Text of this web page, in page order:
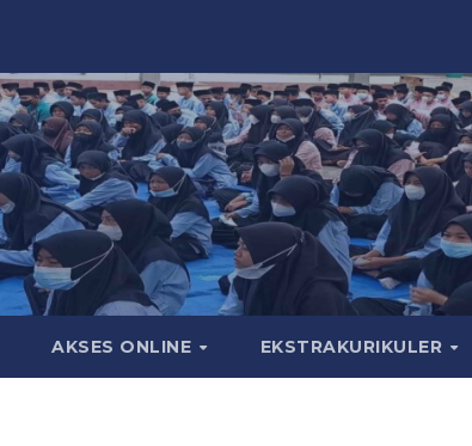
AKSES ONLINE EKSTRAKURIKULER